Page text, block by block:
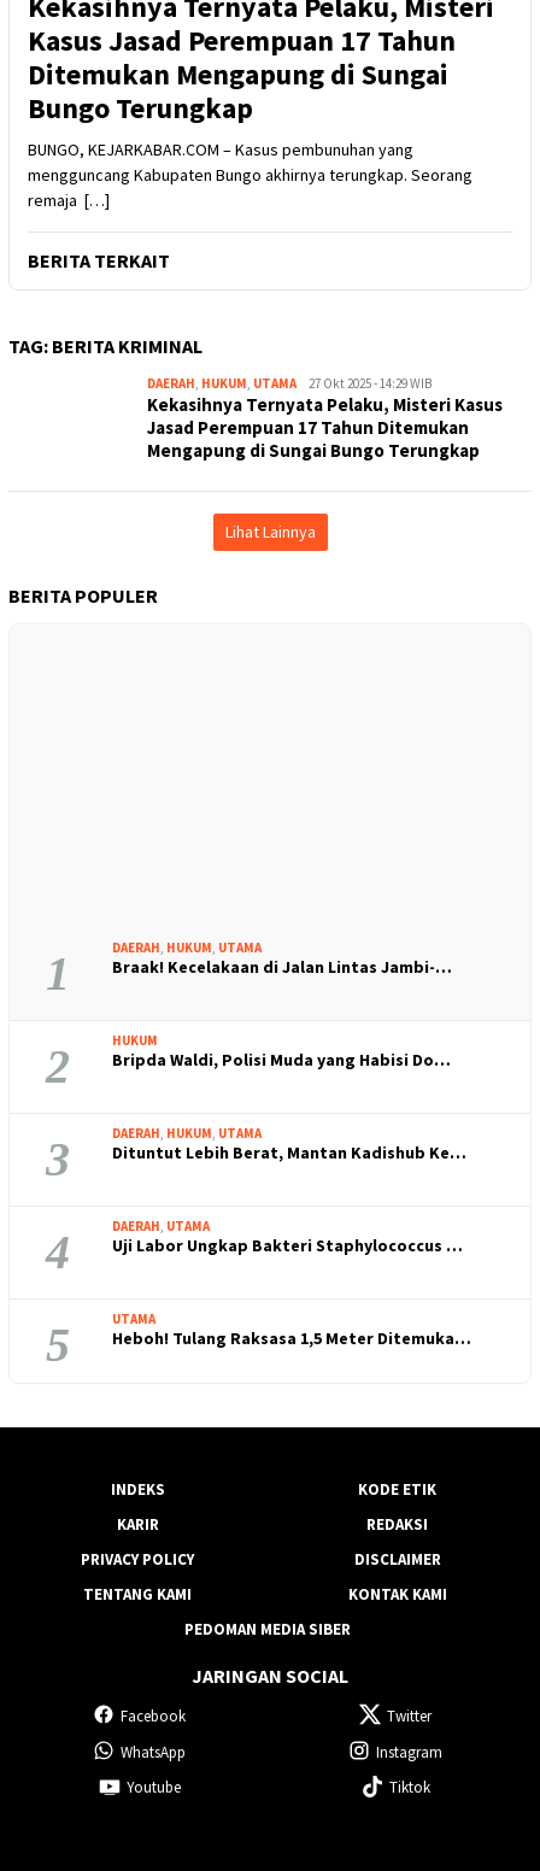
Kasus Jasad Perempuan 17 Tahun
Ditemukan Mengapung di Sungai
Bungo Terungkap
BUNGO, KEJARKABAR.COM – Kasus pembunuhan yang
mengguncang Kabupaten Bungo akhirnya terungkap. Seorang
remaja […]
BERITA TERKAIT
TAG: BERITA KRIMINAL
DAERAH HUKUM UTAMA Kejar
Kabar
27 Okt 2025 - 14:29 WIB
Kekasihnya Ternyata Pelaku, Misteri Kasus
Jasad Perempuan 17 Tahun Ditemukan
Mengapung di Sungai Bungo Terungkap
Lihat Lainnya
BERITA POPULER
1 DAERAH HUKUM UTAMA
Braak! Kecelakaan di Jalan Lintas Jambi-…
2 HUKUM
Bripda Waldi, Polisi Muda yang Habisi Do…
3 DAERAH HUKUM UTAMA
Dituntut Lebih Berat, Mantan Kadishub Ke…
4 DAERAH UTAMA
Uji Labor Ungkap Bakteri Staphylococcus …
5 UTAMA
Heboh! Tulang Raksasa 1,5 Meter Ditemuka…
INDEKS
KODE ETIK
KARIR
REDAKSI
PRIVACY POLICY
DISCLAIMER
TENTANG KAMI
KONTAK KAMI
PEDOMAN MEDIA SIBER
JARINGAN SOCIAL
Facebook
Twitter
WhatsApp
Instagram
Youtube
Tiktok